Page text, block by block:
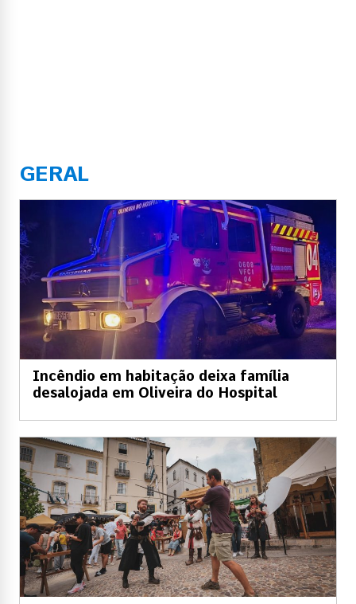
GERAL
Incêndio em habitação deixa família
desalojada em Oliveira do Hospital